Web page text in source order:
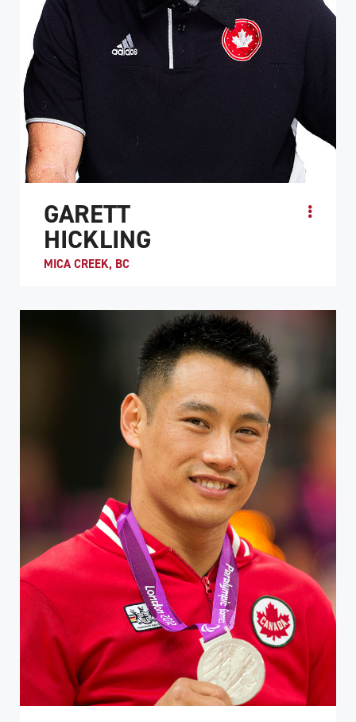
GARETT
HICKLING
MICA CREEK, BC
en fauteuil roulant. Il a été le joueur le plus utile lors des
trois premiers championnat...
PROFIL DE L'ATHLÈTE